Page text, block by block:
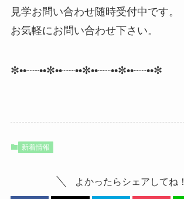
見学お問い合わせ随時受付中です。
お気軽にお問い合わせ下さい。
✼••┈┈••✼••┈┈••✼••┈┈••✼••┈┈••✼
新着情報
よかったらシェアしてね！